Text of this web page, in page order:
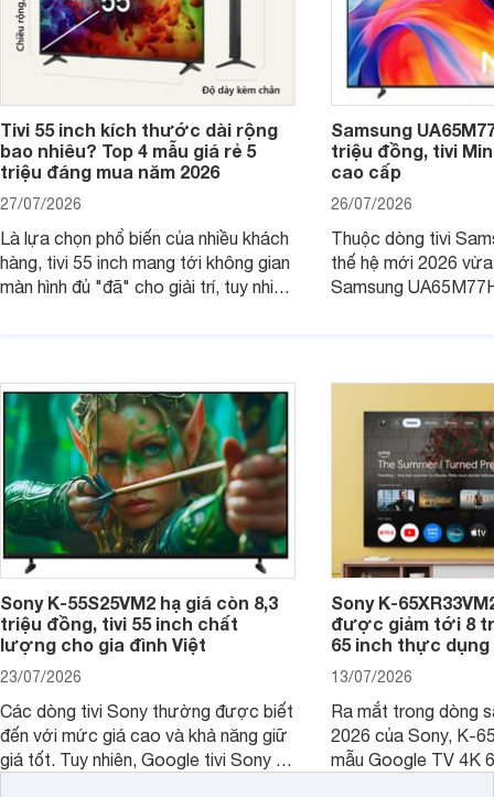
Tivi 55 inch kích thước dài rộng
bao nhiêu? Top 4 mẫu giá rẻ 5
triệu đáng mua năm 2026
27/07/2026
Là lựa chọn phổ biến của nhiều khách
hàng, tivi 55 inch mang tới không gian
màn hình đủ "đã" cho giải trí, tuy nhiên
dùng cho phòng bao nhiêu m2?
Samsung
triệu đồng, tivi
cao cấp
26/07/2026
Thuộc dòng tivi
thế hệ mới 2026
Samsung
Sony K-55S25VM2 hạ giá còn 8,3
triệu đồng, tivi 55 inch chất
lượng cho gia đình Việt
23/07/2026
Các dòng tivi Sony thường được biết
đến với mức giá cao và khả năng giữ
giá tốt. Tuy nhiên, Google tivi Sony 55
Sony K-
được giảm tới 8
65 inch thực
13/07/2026
Ra mắt trong dòng
2026 của Sony, K-
mẫu Google TV 4K